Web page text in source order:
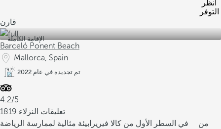
انظر
التوفر
قارن
الإقامة الكاملة
Barceló Ponent Beach
Mallorca, Spain
تم تجديده في عام 2022
4.2/5
1819 تعليقات النزلاء
في السطر الأول من كالا فيريرا بيئة مثالية لممارسة الرياضة
من